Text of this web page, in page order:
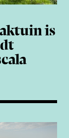
is